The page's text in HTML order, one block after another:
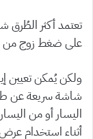
تعتمد أكثر الطُرق
على ضغط زوج من
ولكن يُمكن تعيين
شاشة سريعة عن
اليسار أو من
أثناء استخدام عرض